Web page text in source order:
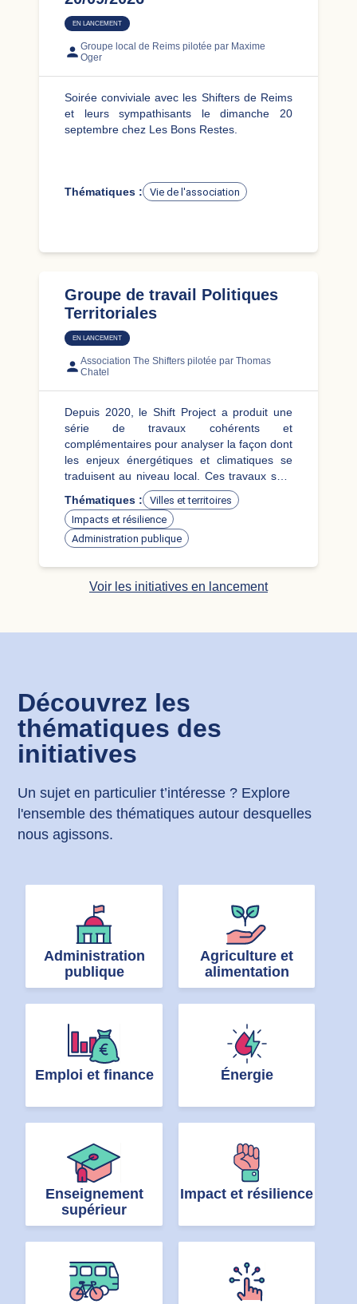
EN LANCEMENT
Groupe local de Reims pilotée par Maxime
Oger
Soirée conviviale avec les Shifters de Reims
et leurs sympathisants le dimanche 20
septembre chez Les Bons Restes.
Thématiques : Vie de l'association
Groupe de travail Politiques
Territoriales
EN LANCEMENT
Association The Shifters pilotée par Thomas
Chatel
Depuis 2020, le Shift Project a produit une
série de travaux cohérents et
complémentaires pour analyser la façon dont
les enjeux énergétiques et climatiques se
traduisent au niveau local. Ces travaux sont
rassemblés au sein du programme
“Territoires, climat et énergies”. Leur
appropriation et leur portage demandent une
continuité dans le temps. Côté Shifters, les
restent dispersées (conférences/ateliers,
interventions locales, relectures ponctuelles),
Thématiques :
Villes et territoires
Impacts et résilience
Administration publique
Voir les initiatives en lancement
Découvrez les
thématiques des
initiatives
Un sujet en particulier t’intéresse ? Explore
l'ensemble des thématiques autour desquelles
nous agissons.
Administration
publique
Agriculture et
alimentation
Emploi et finance Énergie
Enseignement
supérieur
Impact et résilience